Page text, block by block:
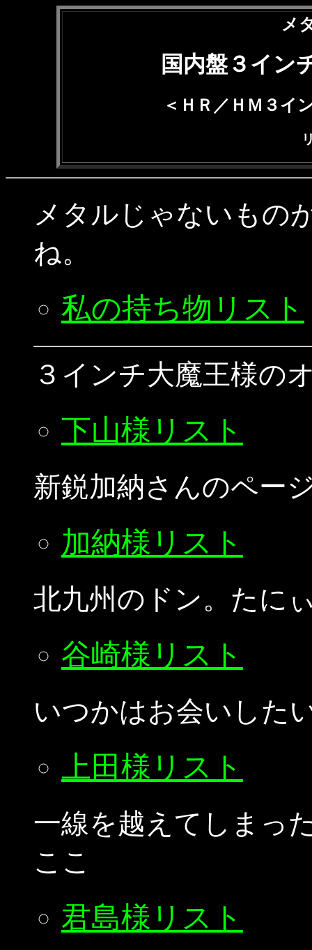
メ
国内盤３イン
＜ＨＲ／ＨＭ３イ
メタルじゃないもの
ね。
私の持ち物リスト
３インチ大魔王様の
下山様リスト
新鋭加納さんのペー
加納様リスト
北九州のドン。たに
谷崎様リスト
いつかはお会いした
上田様リスト
一線を越えてしまっ
ここ
君島様リスト